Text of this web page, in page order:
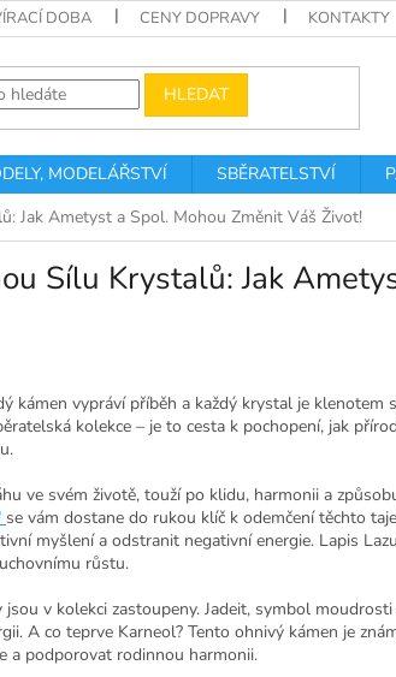
DOBA CENY DOPRAVY KONTAKTY
HLEDAT
MODELÁŘSTVÍ SBĚRATELSTVÍ
Jak Ametyst a Spol. Mohou Změnit Váš Život!
Sílu Krystalů: Jak
kámen vypráví příběh a každý krystal je
kolekce – je to cesta k pochopení, jak
ve svém životě, touží po klidu, harmonii a
se vám dostane do rukou klíč k odemčení těchto
myšlení a odstranit negativní energie. Lapis
růstu.
v kolekci zastoupeny. Jadeit, symbol
A co teprve Karneol? Tento ohnivý kámen je
a podporovat rodinnou harmonii.